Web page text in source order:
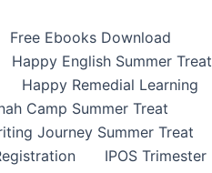
Free Ebooks Download
Happy English Summer Treat
Happy Remedial Learning
Camp Summer Treat
Journey Summer Treat
IPOS Trimester